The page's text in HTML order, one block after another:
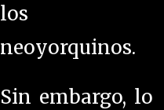
los
neoyorquinos.
Sin embargo, lo